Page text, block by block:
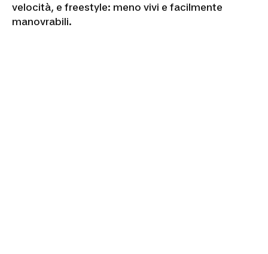
velocità, e freestyle: meno vivi e facilmente
manovrabili.